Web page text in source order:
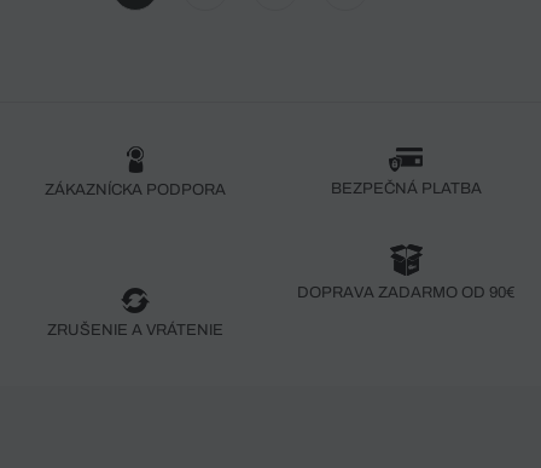
ZÁKAZNÍCKA PODPORA BEZPEČNÁ PLATBA
ZRUŠENIE A VRÁTENIE
DOPRAVA ZADARMO OD 90€